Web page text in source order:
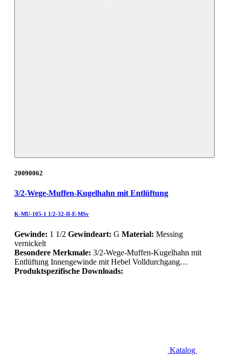
20090062
3/2-Wege-Muffen-Kugelhahn mit Entlüftung
K-MU-105-1 1/2-32-II-E-MSv
Gewinde: 1 1/2 Gewindeart: G Material: Messing
vernickelt
Besondere Merkmale: 3/2-Wege-Muffen-Kugelhahn mit
Entlüftung Innengewinde mit Hebel Volldurchgang…
Produktspezifische Downloads:
Katalog